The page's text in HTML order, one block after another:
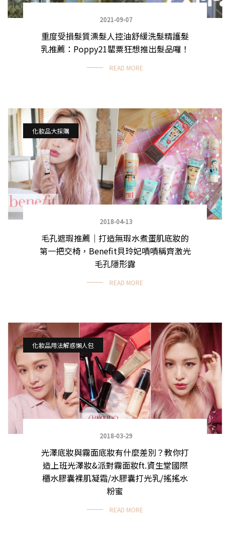
2021-09-07
重度受損髮質漂髮人控油舒緩洗髮精護髮
乳推薦：Poppy21罌粟狂想推出髮品囉！
READ MORE
化妝品大採購
2018-04-13
毛孔遮瑕推薦｜打造無瑕水煮蛋肌底妝的
第一把交椅，Benefit貝玲妃嘖嘖稱齊激光
毛孔隱形露
READ MORE
化妝品用法解惑懶人包
2018-03-29
光澤底妝與霧面底妝有什麼差別？教你打
造上班光澤妝&派對霧面妝ft.資生堂國際
櫃水膠囊裸肌凝霜/水膠囊打光乳/搖搖水
粉蜜
READ MORE